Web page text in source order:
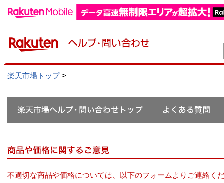
楽天市場トップ>
不適切な商品や価格については、以下のフォームよりご連絡く